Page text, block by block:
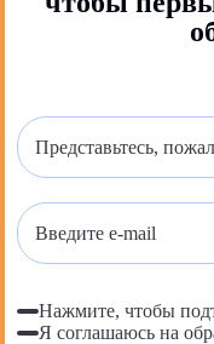
Нажмите, чтобы
Я соглашаюсь на